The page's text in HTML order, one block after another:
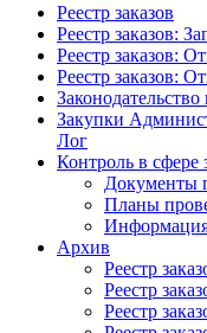
Реестр заказов
Реестр заказов:
Реестр заказов:
Реестр заказов:
Закупки
Лог
Контроль в сфере
Документы
Планы
Информация
Архив
Реестр
Реестр
Реестр